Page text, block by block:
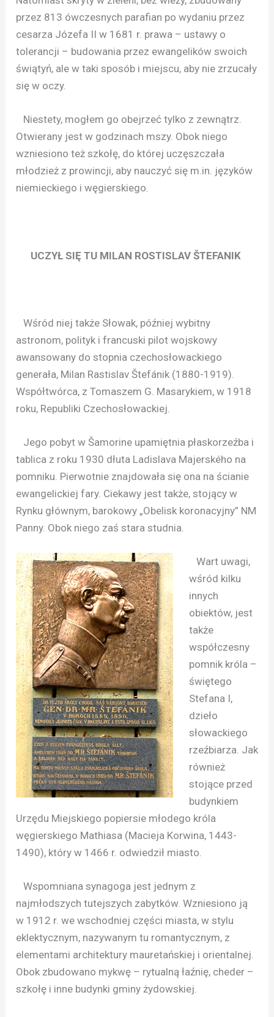
przez 813 ówczesnych parafian po wydaniu przez
cesarza Józefa II w 1681 r. prawa – ustawy o
tolerancji – budowania przez ewangelików swoich
świątyń, ale w taki sposób i miejscu, aby nie zrzucały
się w oczy.
Niestety, mogłem go obejrzeć tylko z zewnątrz.
Otwierany jest w godzinach mszy. Obok niego
wzniesiono też szkołę, do której uczęszczała
młodzież z prowincji, aby nauczyć się m.in. języków
niemieckiego i węgierskiego.
UCZYŁ SIĘ TU MILAN ROSTISLAV ŠTEFANIK
Wśród niej także Słowak, później wybitny
astronom, polityk i francuski pilot wojskowy
awansowany do stopnia czechosłowackiego
generała, Milan Rastislav Štefánik (1880-1919).
Współtwórca, z Tomaszem G. Masarykiem, w 1918
roku, Republiki Czechosłowackiej.
Jego pobyt w Šamorine upamiętnia płaskorzeźba i
tablica z roku 1930 dłuta Ladislava Majerského na
pomniku. Pierwotnie znajdowała się ona na ścianie
ewangelickiej fary. Ciekawy jest także, stojący w
Rynku głównym, barokowy „Obelisk koronacyjny” NM
Panny. Obok niego zaś stara studnia.
Wart uwagi,
wśród kilku
innych
obiektów, jest
także
współczesny
pomnik króla –
świętego
Stefana I,
dzieło
słowackiego
rzeźbiarza. Jak
również
stojące przed
budynkiem
Urzędu Miejskiego popiersie młodego króla
węgierskiego Mathiasa (Macieja Korwina, 1443-
1490), który w 1466 r. odwiedził miasto.
Wspomniana synagoga jest jednym z
najmłodszych tutejszych zabytków. Wzniesiono ją
w 1912 r. we wschodniej części miasta, w stylu
eklektycznym, nazywanym tu romantycznym, z
elementami architektury mauretańskiej i orientalnej.
Obok zbudowano mykwę – rytualną łaźnię, cheder –
szkołę i inne budynki gminy żydowskiej.